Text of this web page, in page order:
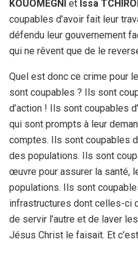
KOUOMEGNI et Issa
coupables d’avoir fait leur
défendu leur gouvernement
qui ne rêvent que de le
Quel est donc ce crime pour
sont coupables ? Ils sont
d’action ! Ils sont coupables
qui sont prompts à leur
comptes. Ils sont coupables
des populations. Ils sont
œuvre pour assurer la santé,
populations. Ils sont
infrastructures dont celles-ci
de servir l’autre et de laver
Jésus Christ le faisait. Et